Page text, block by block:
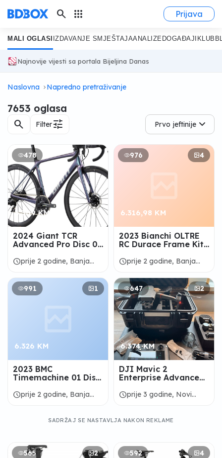
search apps Prijava
MALI OGLASI IZDAVANJE SMJEŠTAJAANALIZE DOGAĐAJI KLUB
Najnovije vijesti sa portala Bijeljina Danas
Naslovna Napredno pretraživanje
7653 oglasa
search Filtertune Prvo jeftinije
478
6.309 KM
2024 Giant TCR
Advanced Pro Disc 0
PIENARBIKESHOP )
scheduleprije 2 godine, Banja
976 4
6.316,98 KM
2023 Bianchi OLTRE
RC Durace Frame Kit
scheduleprije 2 godine, Banja
991
1
6.326 KM
2023 BMC
Timemachine 01 Disc
scheduleprije 2 godine, Banja
647 2
6.374 KM
DJI Mavic 2
Enterprise Advanced
scheduleprije 3 godine, Novi
SADRŽAJ SE NASTAVLJA NAKON REKLAME
565 2 592 4